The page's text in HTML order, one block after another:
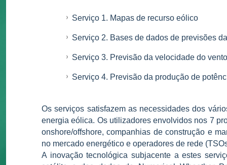
Serviço 1. Mapas de recurso eólico
Serviço 2. Bases de dados de previsões
Serviço 3. Previsão da velocidade do
Serviço 4. Previsão da produção de
Os serviços satisfazem as necessidades dos
energia eólica. Os utilizadores envolvidos nos 7
onshore/offshore, companhias de construção e
no mercado energético e operadores de rede
A inovação tecnológica subjacente a estes